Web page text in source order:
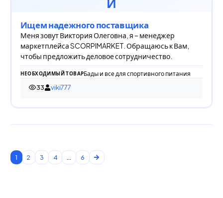
И
Ищем надежного поставщика
Меня зовут Виктория Олеговна, я – менеджер
маркетплейса SCORPIMARKET. Обращаюсь к Вам,
чтобы предложить деловое сотрудничество.
НЕОБХОДИМЫЙ ТОВАРБады и все для спортивного питания
33
33 просмотра
viki777
1 2 3 4 ... 6